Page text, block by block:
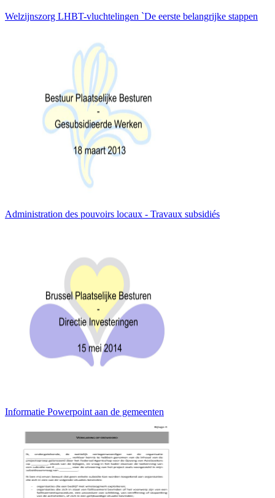
Welzijnszorg LHBT-vluchtelingen `De eerste belangrijke stappen
Administration des pouvoirs locaux - Travaux subsidiés
Informatie Powerpoint aan de gemeenten